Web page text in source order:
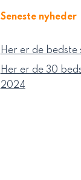
Seneste nyheder
Her er de
Her er de 30
2024